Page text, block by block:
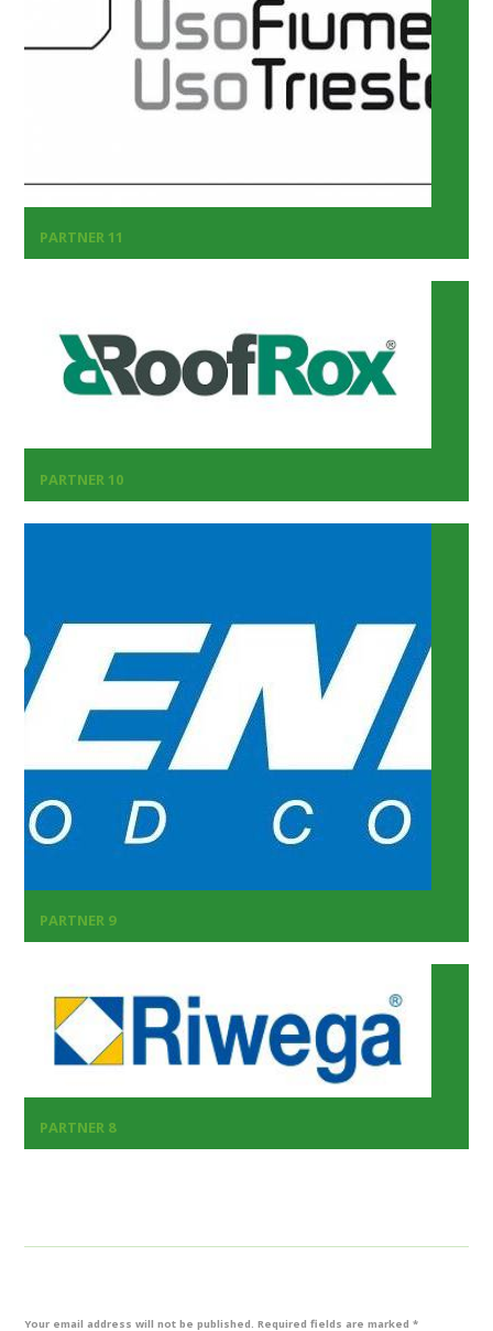
PARTNER 11
PARTNER 10
PARTNER 9
PARTNER 8
Your email address will not be published. Required fields are marked *